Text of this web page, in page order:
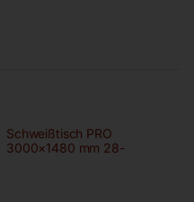
Schweißtisch PRO
3000×1480 mm 28-